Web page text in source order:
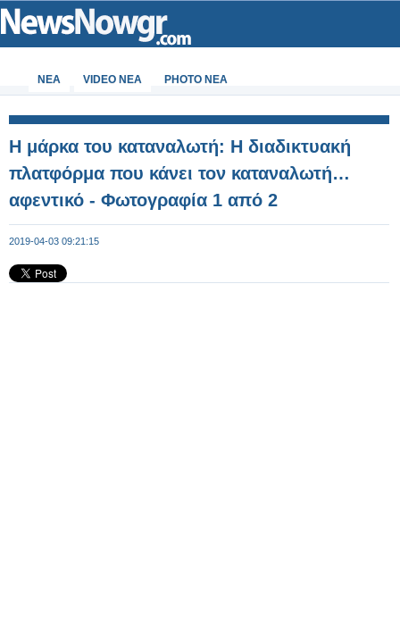
ΝΕΑ VIDEO NEA PHOTO NEA
Η μάρκα του καταναλωτή: Η διαδικτυακή
πλατφόρμα που κάνει τον καταναλωτή…
αφεντικό - Φωτογραφία 1 από 2
2019-04-03 09:21:15